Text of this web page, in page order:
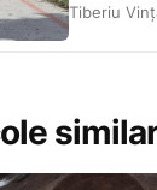
Tiberiu